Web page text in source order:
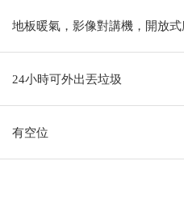
地板暖氣，影像對講機，開放
24小時可外出丟垃圾
有空位